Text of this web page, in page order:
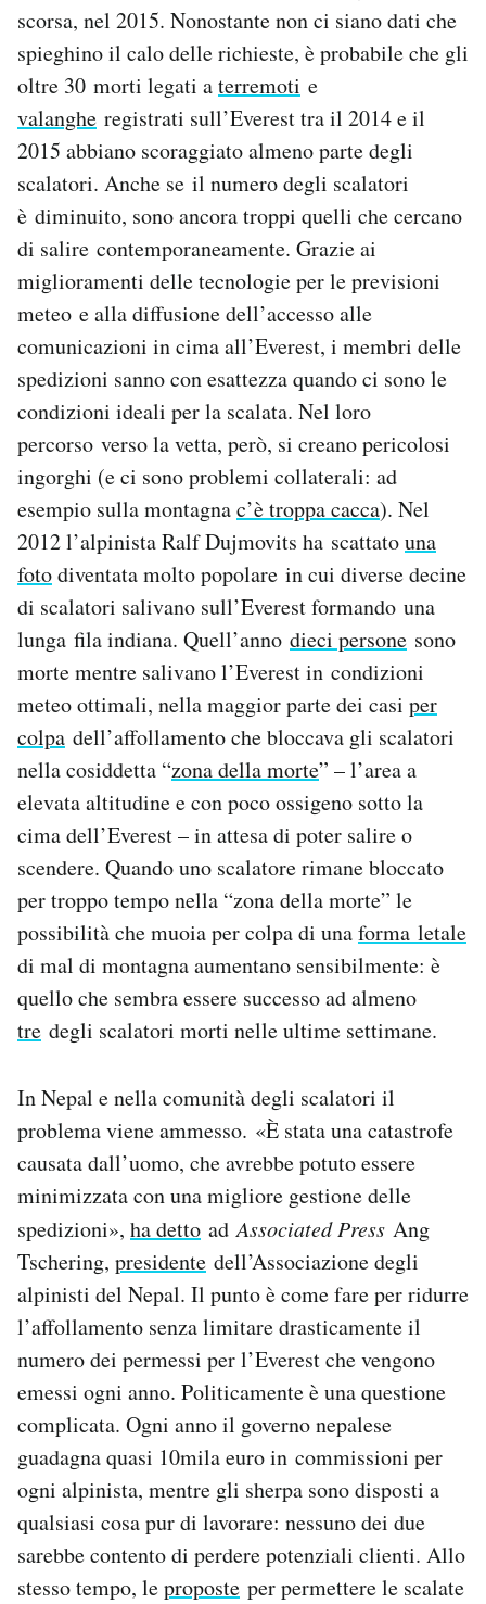
scorsa, nel 2015. Nonostante non ci siano dati che
spieghino il calo delle richieste, è probabile che gli
oltre 30 morti legati aterremoti e
valanghe registrati sull’Everest tra il 2014 e il
2015 abbiano scoraggiato almeno parte degli
scalatori. Anche se il numero degli scalatori
è diminuito, sono ancora troppi quelli che cercano
di salire contemporaneamente. Grazie ai
miglioramenti delle tecnologie per le previsioni
meteo e alla diffusione dell’accesso alle
comunicazioni in cima all’Everest, i membri delle
spedizioni sanno con esattezza quando ci sono le
condizioni ideali per la scalata. Nel loro
percorso verso la vetta, però, si creano pericolosi
ingorghi (e ci sono problemi collaterali: ad
esempio sulla montagnac’è troppa cacca). Nel
2012 l’alpinista Ralf Dujmovits ha scattatouna
fotodiventata molto popolare in cui diverse decine
di scalatori salivano sull’Everest formando una
lunga fila indiana. Quell’anno dieci persone sono
morte mentre salivano l’Everest in condizioni
meteo ottimali, nella maggior parte dei casi per
colpa dell’affollamento che bloccava gli scalatori
nella cosiddetta “zona della morte” – l’area a
elevata altitudine e con poco ossigeno sotto la
cima dell’Everest – in attesa di poter salire o
scendere. Quando uno scalatore rimane bloccato
per troppo tempo nella “zona della morte” le
possibilità che muoia per colpa di unaforma letale
di mal di montagna aumentano sensibilmente: è
quello che sembra essere successo ad almeno
tre degli scalatori morti nelle ultime settimane.
In Nepal e nella comunità degli scalatori il
problema viene ammesso. «È stata una catastrofe
causata dall’uomo, che avrebbe potuto essere
minimizzata con una migliore gestione delle
spedizioni», ha detto adAssociated Press Ang
Tschering, presidente dell’Associazione degli
alpinisti del Nepal. Il punto è come fare per ridurre
l’affollamento senza limitare drasticamente il
numero dei permessi per l’Everest che vengono
emessi ogni anno. Politicamente è una questione
complicata. Ogni anno il governo nepalese
guadagna quasi 10mila euro in commissioni per
ogni alpinista, mentre gli sherpa sono disposti a
qualsiasi cosa pur di lavorare: nessuno dei due
sarebbe contento di perdere potenziali clienti. Allo
stesso tempo, leproposte per permettere le scalate